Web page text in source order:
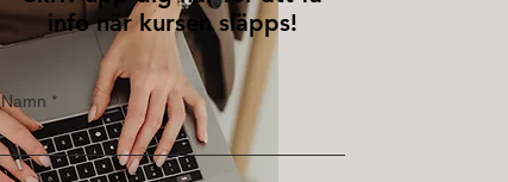
info när kursen släpps!
Namn